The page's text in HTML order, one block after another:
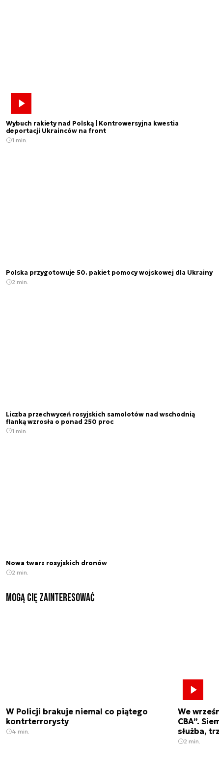
Wybuch rakiety nad Polską | Kontrowersyjna kwestia
deportacji Ukrainców na front
1 min.
Polska przygotowuje 50. pakiet pomocy wojskowej dla Ukrainy
2 min.
Liczba przechwyceń rosyjskich samolotów nad wschodnią
flanką wzrosła o ponad 250 proc
1 min.
Nowa twarz rosyjskich dronów
2 min.
Mogą Cię zainteresować
W Policji brakuje niemal co piątego
kontrterrorysty
4 min.
We
CBA”.
służba,
2 min.